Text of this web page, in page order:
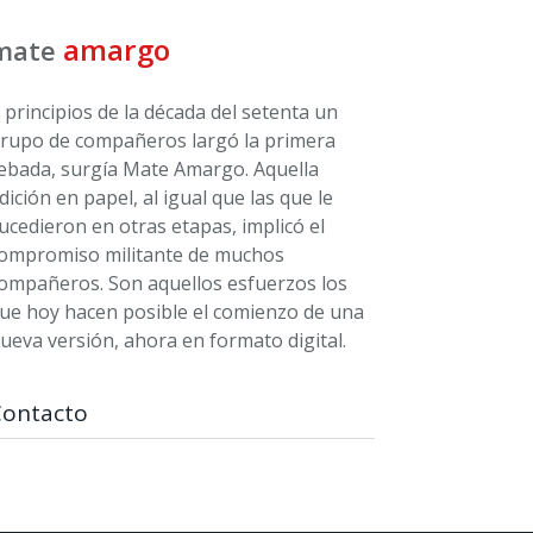
amargo
principios de la década del setenta un
de compañeros largó la primera
surgía Mate Amargo. Aquella
en papel, al igual que las que le
en otras etapas, implicó el
militante de muchos
Son aquellos esfuerzos los
hoy hacen posible el comienzo de una
versión, ahora en formato digital.